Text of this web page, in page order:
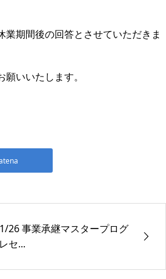
期間後の回答とさせていただきま
いいたします。
26 事業承継マスタープログ
セ...